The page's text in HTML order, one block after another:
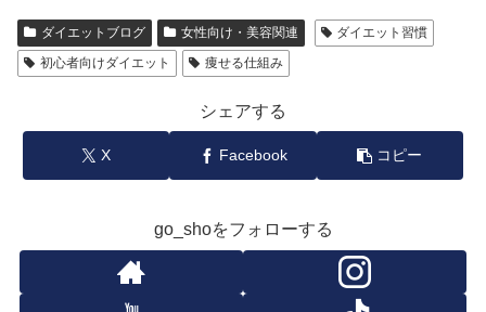
ダイエットブログ 女性向け・美容関連
ダイエット習慣
初心者向けダイエット
痩せる仕組み
シェアする
X Facebook コピー
go_shoをフォローする